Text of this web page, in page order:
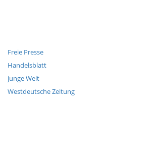
Freie Presse
Handelsblatt
junge Welt
Westdeutsche Zeitung